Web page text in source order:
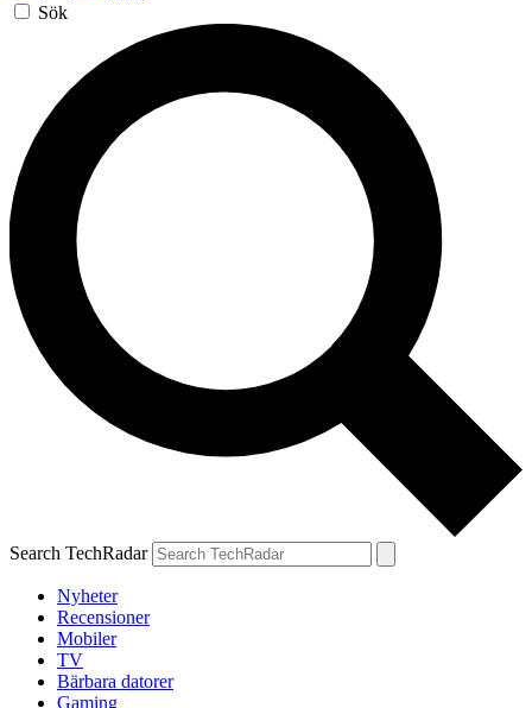
Sök
Search TechRadar
Nyheter
Recensioner
Mobiler
TV
Bärbara datorer
Gaming